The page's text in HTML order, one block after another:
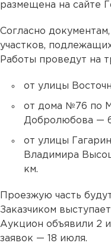
размещена на сайте
Согласно
участков,
Работы проведут на
от улицы
от дома №76 по
Добролюбова —
от улицы
Владимира
км.
Проезжую часть
Заказчиком
Аукцион объявили 2
заявок — 18 июля.